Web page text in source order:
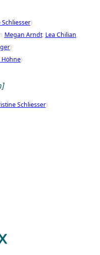
)
Megan Arndt Lea Chilian
)
Höhne)
Schliesser)